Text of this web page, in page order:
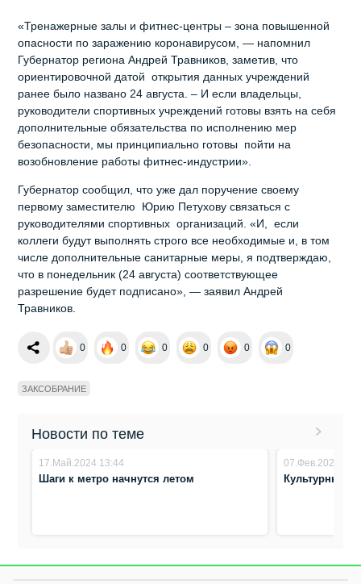
«Тренажерные залы и фитнес-центры – зона повышенной
опасности по заражению коронавирусом, — напомнил
Губернатор региона Андрей Травников, заметив, что
ориентировочной датой открытия данных учреждений
ранее было названо 24 августа. – И если владельцы,
руководители спортивных учреждений готовы взять на себя
дополнительные обязательства по исполнению мер
безопасности, мы принципиально готовы пойти на
возобновление работы фитнес-индустрии».
Губернатор сообщил, что уже дал поручение своему
первому заместителю Юрию Петухову связаться с
руководителями спортивных организаций. «И, если
коллеги будут выполнять строго все необходимые и, в том
числе дополнительные санитарные меры, я подтверждаю,
что в понедельник (24 августа) соответствующее
разрешение будет подписано», — заявил Андрей
Травников.
0 0 0 0 0 0
ЗАКСОБРАНИЕ
Новости по теме
17.Май.2024 13:44
Шаги к метро начнутся летом
07.Фев.2024
Культурный